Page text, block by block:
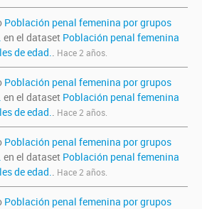
Población penal femenina por grupos
en el dataset Población penal femenina
de edad.. Hace 2 años.
Población penal femenina por grupos
en el dataset Población penal femenina
de edad.. Hace 2 años.
Población penal femenina por grupos
en el dataset Población penal femenina
de edad.. Hace 2 años.
Población penal femenina por grupos